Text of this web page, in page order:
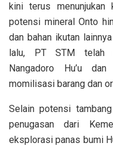
kini terus menunjukan
potensi mineral Onto
dan bahan ikutan
lalu, PT STM telah
Nangadoro Hu’u
momilisasi barang dan
Selain potensi
penugasan dari
eksplorasi panas bumi